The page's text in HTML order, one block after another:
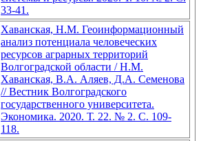
33-41.
Хаванская, Н.М. Геоинформационный
анализ потенциала человеческих
ресурсов аграрных территорий
Волгоградской области / Н.М.
Хаванская, В.А. Аляев, Д.А. Семенова
// Вестник Волгоградского
государственного университета.
Экономика. 2020. Т. 22. № 2. С. 109-
118.